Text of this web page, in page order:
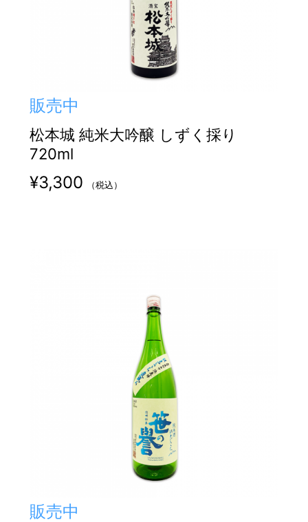
販売中
松本城 純米大吟醸 しずく採り
720ml
¥3,300 （税込）
販売中